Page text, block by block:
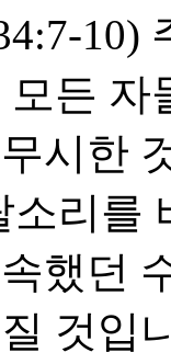
10)
모든
시한
소리를
했던
것입